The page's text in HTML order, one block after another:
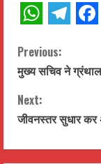
C
o
n
t
Previous:
मुख्य सचिव ने
Next:
जीवनस्तर सुधार कर